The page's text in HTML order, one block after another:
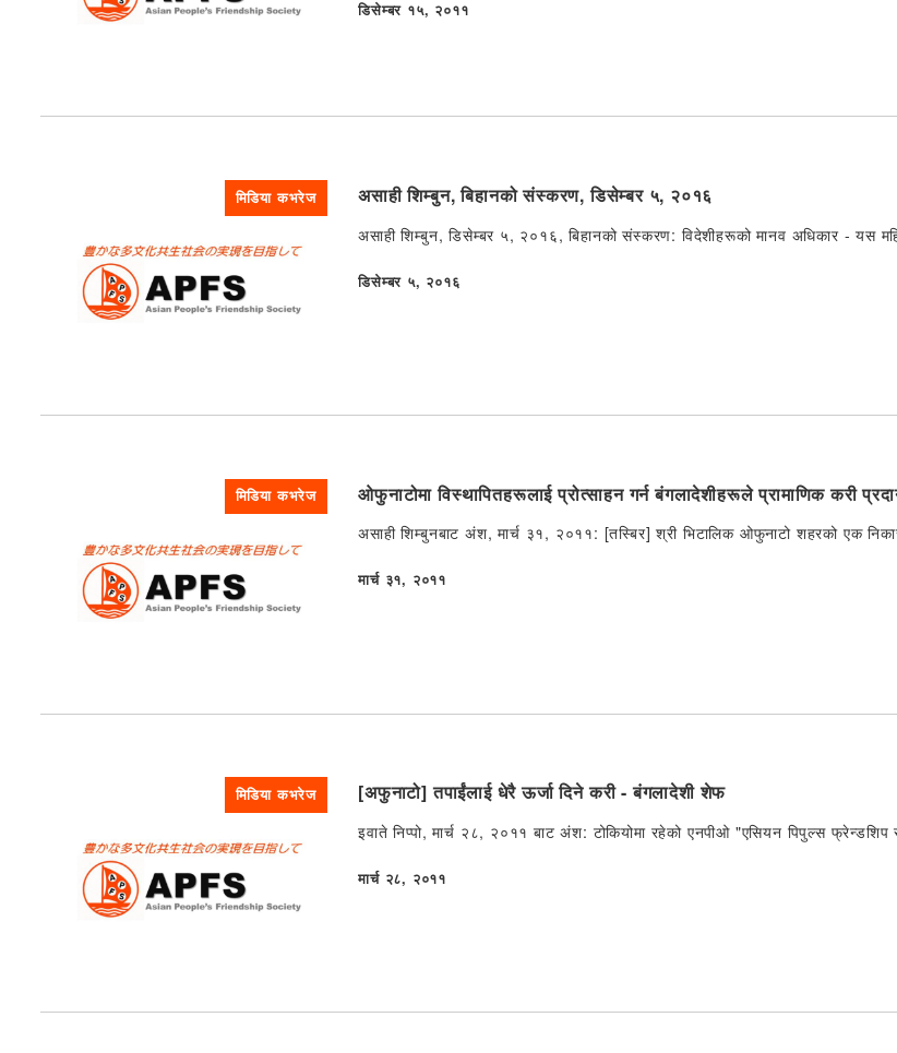
प्रकाशित
डिसेम्बर १५, २०११
मिडिया कभरेज असाही शिम्बुन, बिहानको संस्करण, डिसेम्बर ५, २०१६
असाही शिम्बुन, डिसेम्बर ५, २०१६, बिहानको संस्करण: विदेशीहरूको मानव अधिकार - यस
प्रकाशित
डिसेम्बर ५, २०१६
मिडिया कभरेज ओफुनाटोमा विस्थापितहरूलाई प्रोत्साहन गर्न बंगलादेशीहरूले प्रामाणिक करी
असाही शिम्बुनबाट अंश, मार्च ३१, २०११: [तस्बिर] श्री भिटालिक ओफुनाटो शहरको एक
प्रकाशित
मार्च ३१, २०११
मिडिया कभरेज [अफुनाटो] तपाईंलाई धेरै ऊर्जा दिने करी - बंगलादेशी शेफ
इवाते निप्पो, मार्च २८, २०११ बाट अंश: टोकियोमा रहेको एनपीओ "एसियन पिपुल्स फ्रेन्डशिप
प्रकाशित
मार्च २८, २०११